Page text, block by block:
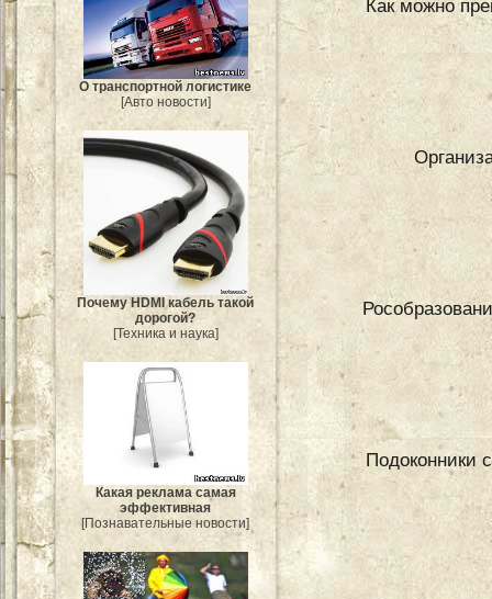
О транспортной логистике
[Авто новости]
Почему HDMI кабель такой
дорогой?
[Техника и наука]
Какая реклама самая
эффективная
[Познавательные новости]
Как можно
Подоконники